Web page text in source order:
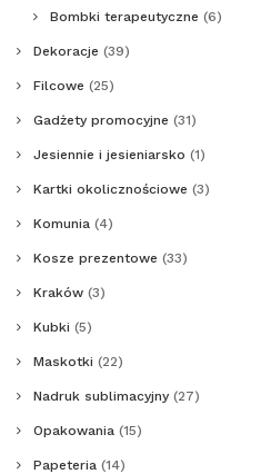
Bombki terapeutyczne (6)
Dekoracje (39)
Filcowe (25)
Gadżety promocyjne (31)
Jesiennie i jesieniarsko (1)
Kartki okolicznościowe (3)
Komunia (4)
Kosze prezentowe (33)
Kraków (3)
Kubki (5)
Maskotki (22)
Nadruk sublimacyjny (27)
Opakowania (15)
Papeteria (14)